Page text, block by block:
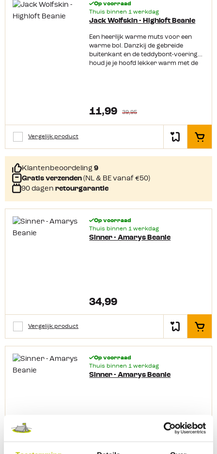
Op voorraad
Thuis binnen 1 werkdag
Jack Wolfskin - Highloft Beanie
Een heerlijk warme muts voor een
warme bol. Danzkij de gebreide
buitenkant en de teddybont-voering
houd je je hoofd lekker warm met de
en het ultieme comfort is deze warme
muts een perfecte kameraad bij je
winter outfit. Productkenmerken:
Gebreid in ruitjes motief Pluizige
pompon Brede rand Warme
teddybont-voering
11,99 39,95
Vergelijk product In het
Klantenbeoordeling 9
Gratis verzenden (NL & BE vanaf €50)
90 dagen retourgarantie
Op voorraad
Thuis binnen 1 werkdag
Sinner - Amarys Beanie
34,99
Vergelijk product In het
Op voorraad
Thuis binnen 1 werkdag
Sinner - Amarys Beanie
34,99